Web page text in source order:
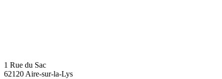
1 Rue du Sac
62120 Aire-sur-la-Lys